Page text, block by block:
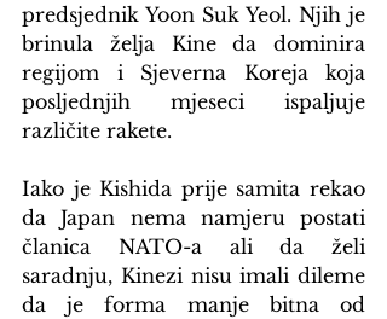
predsjednik Yoon Suk Yeol. Njih je
brinula želja Kine da dominira
regijom i Sjeverna Koreja koja
posljednjih mjeseci ispaljuje
različite rakete.
Iako je Kishida prije samita rekao
da Japan nema namjeru postati
članica NATO-a ali da želi
saradnju, Kinezi nisu imali dileme
da je forma manje bitna od